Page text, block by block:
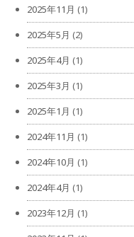
2025年11月 (1)
2025年5月 (2)
2025年4月 (1)
2025年3月 (1)
2025年1月 (1)
2024年11月 (1)
2024年10月 (1)
2024年4月 (1)
2023年12月 (1)